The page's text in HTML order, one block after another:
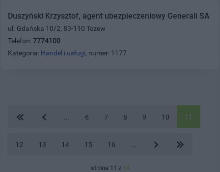
Duszyński Krzysztof, agent ubezpieczeniowy Generali SA
ul. Gdańska 10/2, 83-110 Tczew
Telefon: 7774100
Kategoria: Handel i usługi, numer: 1177
6 7 8 9 10 11
12 13 14 15 16
strona 11 z 54